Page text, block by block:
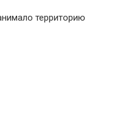
территорию